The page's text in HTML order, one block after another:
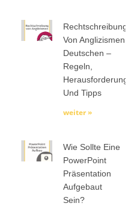
Rechtschreibung
Von Anglizismen Im
Deutschen –
Regeln,
Herausforderungen
Und Tipps
weiter »
Wie Sollte Eine
PowerPoint
Präsentation
Aufgebaut
Sein?